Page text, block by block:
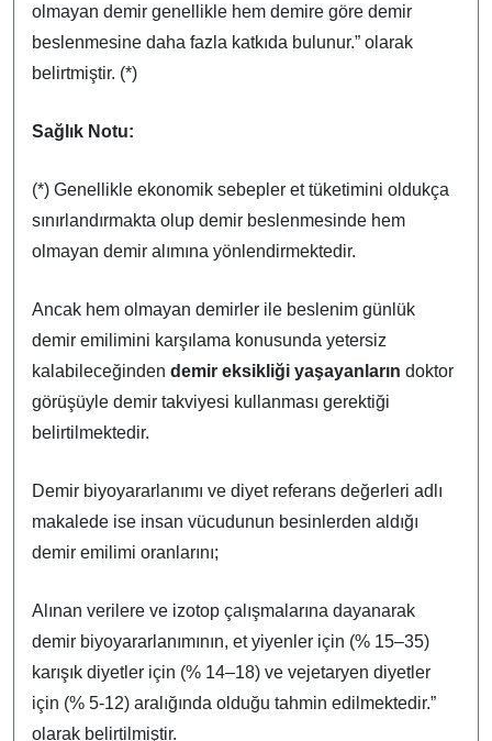
olmayan demir genellikle hem demire göre demir
beslenmesine daha fazla katkıda bulunur.” olarak
belirtmiştir. (*)
Sağlık Notu:
(*) Genellikle ekonomik sebepler et tüketimini oldukça
sınırlandırmakta olup demir beslenmesinde hem
olmayan demir alımına yönlendirmektedir.
Ancak hem olmayan demirler ile beslenim günlük
demir emilimini karşılama konusunda yetersiz
kalabileceğinden demir eksikliği yaşayanların doktor
görüşüyle demir takviyesi kullanması gerektiği
belirtilmektedir.
Demir biyoyararlanımı ve diyet referans değerleri adlı
makalede ise insan vücudunun besinlerden aldığı
demir emilimi oranlarını;
Alınan verilere ve izotop çalışmalarına dayanarak
demir biyoyararlanımının, et yiyenler için (% 15–35)
karışık diyetler için (% 14–18) ve vejetaryen diyetler
için (% 5-12) aralığında olduğu tahmin edilmektedir.”
olarak belirtilmiştir.